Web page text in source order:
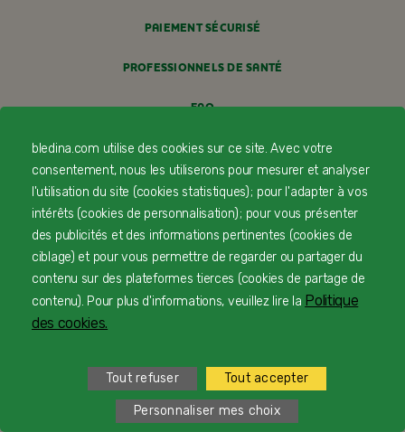
PAIEMENT SÉCURISÉ
PROFESSIONNELS DE SANTÉ
FAQ
MENTIONS LÉGALES
POLITIQUE COOKIES
POLITIQUE DE CONFIDENTIALITÉ
CONDITIONS GÉNÉRALES DE VENTE
FORMULAIRE DE RÉTRACTATION
PRÉFÉRENCES COOKIES
bledina.com utilise des cookies sur ce site. Avec votre
consentement, nous les utiliserons pour mesurer et analyser
l'utilisation du site (cookies statistiques) ; pour l'adapter à vos
intérêts (cookies de personnalisation) ; pour vous présenter
des publicités et des informations pertinentes (cookies de
ciblage) et pour vous permettre de regarder ou partager du
contenu sur des plateformes tierces (cookies de partage de
contenu). Pour plus d'informations, veuillez lire la Politique
des cookies.
Tout refuser Tout accepter
Personnaliser mes choix